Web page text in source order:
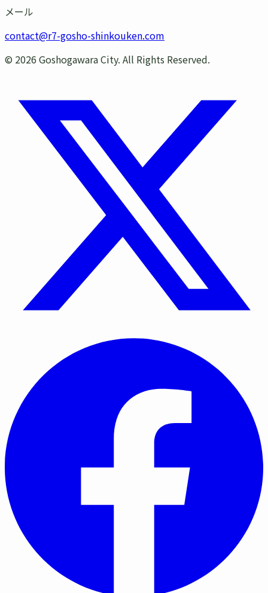
メール
contact@r7-gosho-shinkouken.com
© 2026 Goshogawara City. All Rights Reserved.